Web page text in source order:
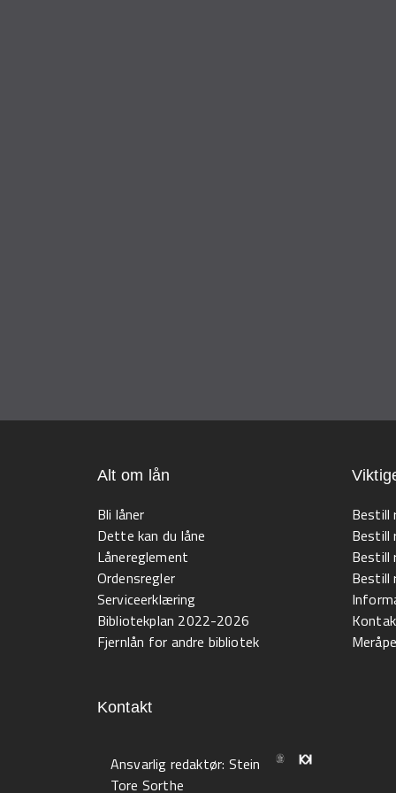
Alt om lån
Bli låner
Dette kan du låne
Lånereglement
Ordensregler
Serviceerklæring
Bibliotekplan 2022-2026
Fjernlån for andre bibliotek
Bestill
Bestill
Bestill
Bestill
Kontakt
Ansvarlig redaktør: Stein
Tore Sorthe